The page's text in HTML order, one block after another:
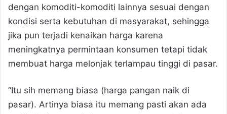
dengan komoditi-komoditi lainnya sesuai dengan
kondisi serta kebutuhan di masyarakat, sehingga
jika pun terjadi kenaikan harga karena
meningkatnya permintaan konsumen tetapi tidak
membuat harga melonjak terlampau tinggi di pasar.
“Itu sih memang biasa (harga pangan naik di
pasar). Artinya biasa itu memang pasti akan ada